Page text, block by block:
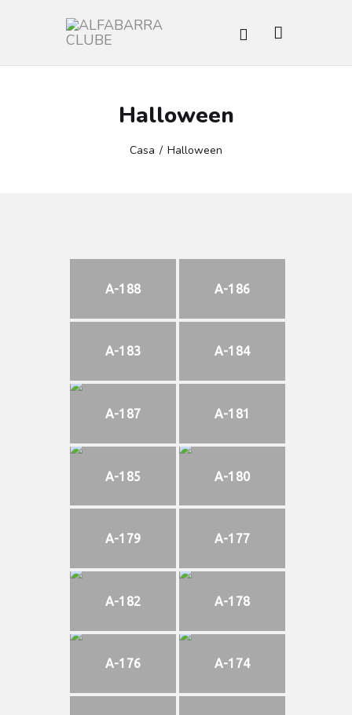
Halloween
Casa Halloween
ESPAÇOS
NOTICÍAS
OUVIDORIA
A-188 A-186
A-183 A-184
A-187 A-181
A-185 A-180
A-179 A-177
A-182 A-178
A-176 A-174